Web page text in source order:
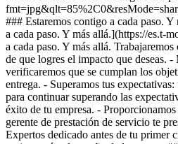
### Estaremos contigo a cada paso.
a cada paso. Y más allá.](https://es.t-
a cada paso. Y más allá.
de que logres el impacto que deseas.
verificaremos que se cumplan los
entrega. - Superamos tus
para continuar superando las
éxito de tu empresa. -
gerente de prestación de servicio te
Expertos dedicado antes de tu primer